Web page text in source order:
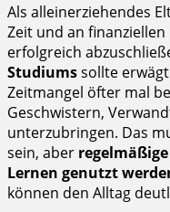
Als alleinerziehendes
Zeit und an
erfolgreich
Studiumssollte
Zeitmangel öfter mal
Geschwistern,
unterzubringen. Das
sein, aber
Lernen genutzt
können den Alltag